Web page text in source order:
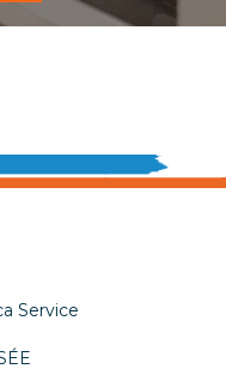
Service